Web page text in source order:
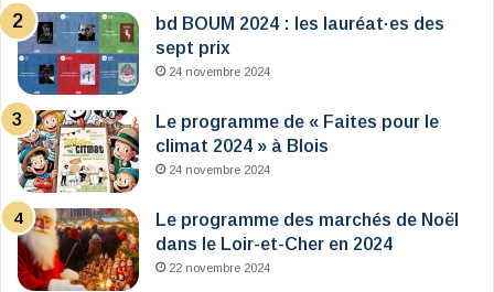
bd BOUM 2024 : les lauréat·es des
sept prix
24 novembre 2024
Le programme de « Faites pour le
climat 2024 » à Blois
24 novembre 2024
Le programme des marchés de Noël
dans le Loir-et-Cher en 2024
22 novembre 2024